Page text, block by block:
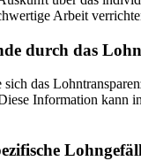
Arbeit
durch das
das
Information kann